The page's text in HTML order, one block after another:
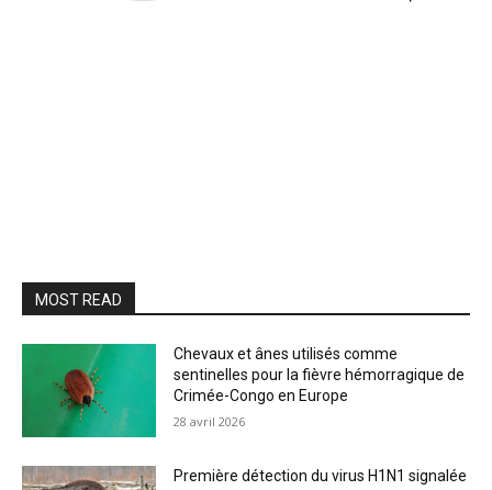
MOST READ
Chevaux et ânes utilisés comme
sentinelles pour la fièvre hémorragique de
Crimée-Congo en Europe
28 avril 2026
Première détection du virus H1N1 signalée